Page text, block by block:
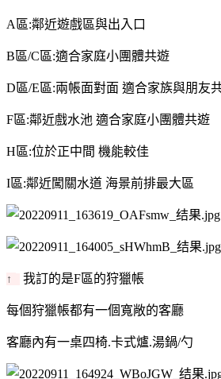
A區:鄰近遊戲區與出入口
B區/C區:適合家庭小團體共遊
D區/E區:兩帳面對面 適合家族與朋友
F區:鄰近戲水池 適合家庭小團體共遊
H區:位於正中間 機能較佳
I區:鄰近闖關水道 海景前排最大區
↑ 我訂的是F區的狩獵帳
每個狩獵帳都有一個寬敞的客廳
客廳內有一桌四椅.卡式爐.湯鍋/勺